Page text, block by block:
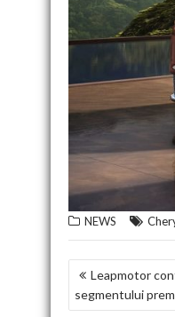
NEWS
NAVIGARE
ÎN
Leapmotor
segmentului